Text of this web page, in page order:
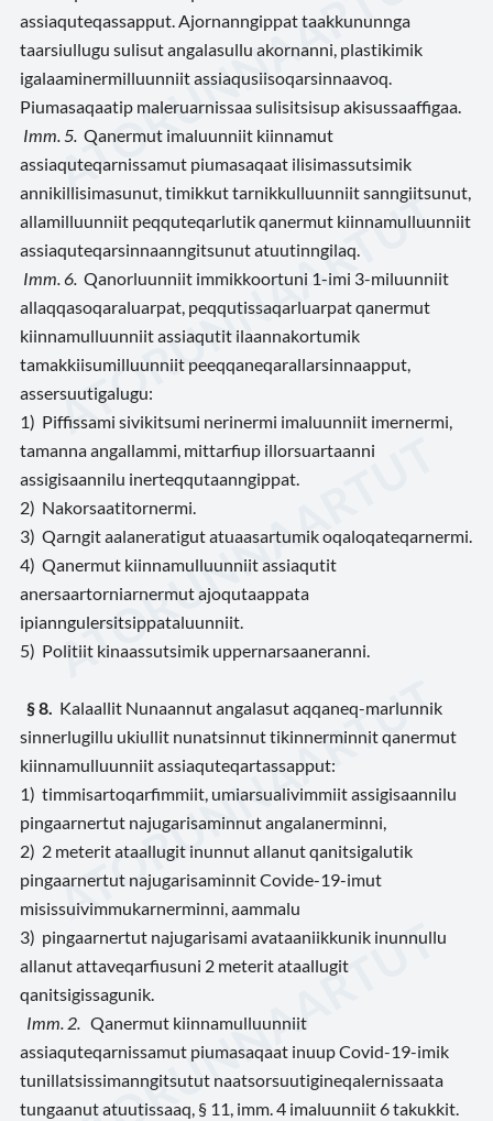
assiaquteqassapput. Ajornanngippat taakkununnga
taarsiullugu sulisut angalasullu akornanni, plastikimik
igalaaminermilluunniit assiaqusiisoqarsinnaavoq.
Piumasaqaatip maleruarnissaa sulisitsisup akisussaaffigaa.
Imm. 5. Qanermut imaluunniit kiinnamut
assiaquteqarnissamut piumasaqaat ilisimassutsimik
annikillisimasunut, timikkut tarnikkulluunniit sanngiitsunut,
allamilluunniit peqquteqarlutik qanermut kiinnamulluunniit
assiaquteqarsinnaanngitsunut atuutinngilaq.
Imm. 6. Qanorluunniit immikkoortuni 1-imi 3-miluunniit
allaqqasoqaraluarpat, peqqutissaqarluarpat qanermut
kiinnamulluunniit assiaqutit ilaannakortumik
tamakkiisumilluunniit peeqqaneqarallarsinnaapput,
assersuutigalugu:
1) Piffissami sivikitsumi nerinermi imaluunniit imernermi,
tamanna angallammi, mittarfiup illorsuartaanni
assigisaannilu inerteqqutaanngippat.
2) Nakorsaatitornermi.
3) Qarngit aalaneratigut atuaasartumik oqaloqateqarnermi.
4) Qanermut kiinnamulluunniit assiaqutit
anersaartorniarnermut ajoqutaappata
ipianngulersitsippataluunniit.
5) Politiit kinaassutsimik uppernarsaaneranni.
§ 8. Kalaallit Nunaannut angalasut aqqaneq-marlunnik
sinnerlugillu ukiullit nunatsinnut tikinnerminnit qanermut
kiinnamulluunniit assiaquteqartassapput:
1) timmisartoqarfimmiit, umiarsualivimmiit assigisaannilu
pingaarnertut najugarisaminnut angalanerminni,
2) 2 meterit ataallugit inunnut allanut qanitsigalutik
pingaarnertut najugarisaminnit Covide-19-imut
misissuivimmukarnerminni, aammalu
3) pingaarnertut najugarisami avataaniikkunik inunnullu
allanut attaveqarfiusuni 2 meterit ataallugit
qanitsigissagunik.
Imm. 2.
Qanermut kiinnamulluunniit
assiaquteqarnissamut piumasaqaat inuup Covid-19-imik
tunillatsissimanngitsutut naatsorsuutigineqalernissaata
tungaanut atuutissaaq, § 11, imm. 4 imaluunniit 6 takukkit.